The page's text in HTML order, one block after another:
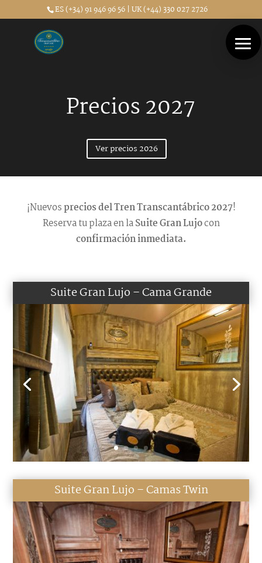
ES (+34) 91 946 96 56 | UK (+44) 330 027 2726
Precios 2027
Ver precios 2026
¡Nuevos precios del Tren Transcantábrico 2027!
Reserva tu plaza en laSuite Gran Lujocon
confirmación inmediata.
Suite Gran Lujo – Cama Grande
Suite Gran Lujo – Camas Twin